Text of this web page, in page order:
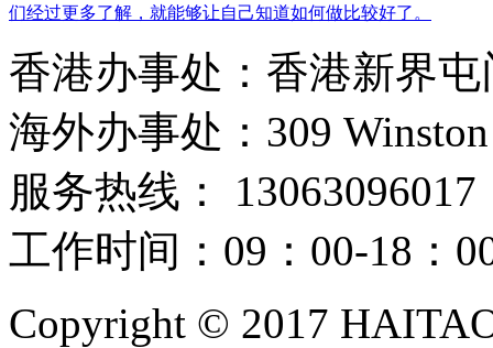
们经过更多了解，就能够让自己知道如何做比较好了。
香港办事处：香港新界
海外办事处：309
服务热线： 13063096017
工作时间：09：00-18：
Copyright © 2017